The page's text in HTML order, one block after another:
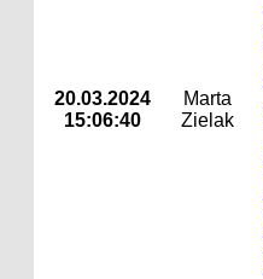
20.03.2024
15:06:40
Marta
Zielak